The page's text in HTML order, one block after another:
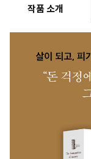
작품 소개